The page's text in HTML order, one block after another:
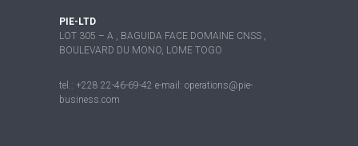
PIE-LTD
LOT 305 – A , BAGUIDA FACE DOMAINE CNSS ,
BOULEVARD DU MONO, LOME TOGO
tel.: +228 22-46-69-42 e-mail: operations@pie-
business.com